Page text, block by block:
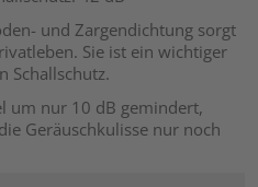
und Zargendichtung sorgt
Sie ist ein wichtiger
Schallschutz.
um nur 10 dB gemindert,
Geräuschkulisse nur noch